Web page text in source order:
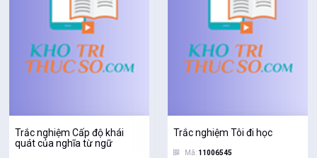
Trắc nghiệm Cấp độ khái
quát của nghĩa từ ngữ
Trắc nghiệm Tôi đi học
Mã: 11006545